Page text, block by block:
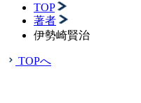
TOP
著者
伊勢崎賢治
TOPへ